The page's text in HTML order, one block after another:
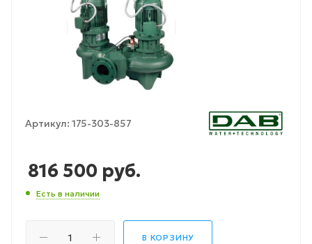
Артикул: 175-303-857
816 500 руб.
Есть в наличии
В КОРЗИНУ